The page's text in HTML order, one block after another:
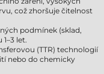
což zhoršuje čitelnost
podmínek (sklad,
let.
(TTR) technologií
nebo do chemicky